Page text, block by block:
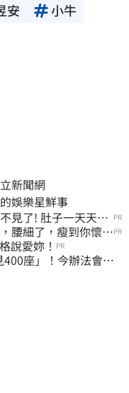
安
小牛
新聞網
娛樂星鮮事
見了! 肚子一天天變 PR
腰細了，瘦到你懷疑PR
說愛妳！ PR
座」！今辦法會安